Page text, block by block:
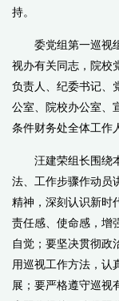
持。
委党组第一巡视
视办有关同志，院校
负责人、纪委书记、
公室、院校办公室、
条件财务处全体工作
汪建荣组长围绕
法、工作步骤作动员
精神，深刻认识新时
责任感、使命感，增
自觉；要坚决贯彻政
用巡视工作方法，认
展；要严格遵守巡视